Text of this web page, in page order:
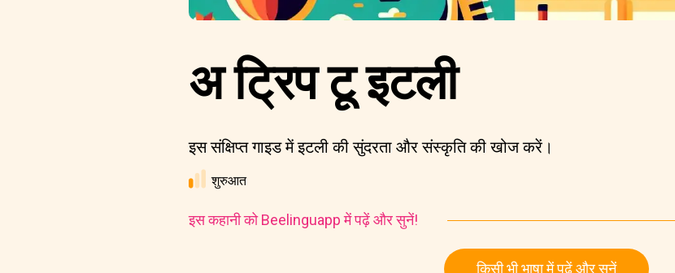
अ ट्रिप टू इटली
इस संक्षिप्त गाइड में इटली की सुंदरता और संस्कृति की खोज करें।
शुरुआत
इस कहानी को Beelinguapp में पढ़ें और सुनें!
किसी भी भाषा में पढ़ें और सुनें